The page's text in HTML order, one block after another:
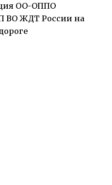
ОО-ОППО
ВО ЖДТ России на